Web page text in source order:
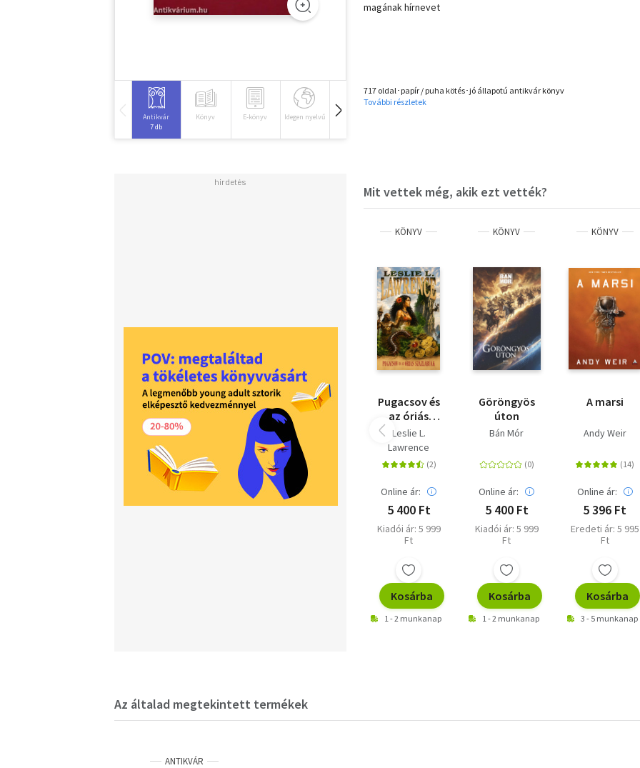
Antikvár
7 db
Könyv E-könyv Idegen nyelvű Hangoskönyv
magának hírnevet
717 oldal･papír / puha kötés･jó állapotú antikvár könyv
További részletek
Mit vettek még, akik ezt vették?
KÖNYV
Pugacsov és
az óriás
százlábúak
Leslie L.
Lawrence
Online ár:
5 400 Ft
Kiadói ár: 5 999
Ft
Kosárba
1 - 2 munkanap
KÖNYV
Göröngyös
úton
Bán Mór
Online ár:
5 400 Ft
Kiadói ár: 5 999
Ft
Kosárba
1 - 2 munkanap
KÖNYV
A marsi
Andy Weir
Online ár:
5 396 Ft
Eredeti ár: 5 995
Ft
Kosárba
3 - 5 munkanap
Az általad megtekintett termékek
ANTIKVÁR